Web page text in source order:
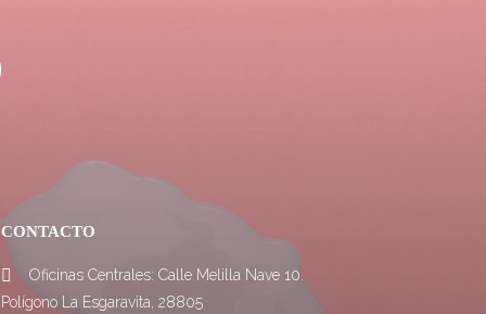
CONTACTO

Oficinas Centrales: Calle Melilla Nave 10.
Polígono La Esgaravita, 28805